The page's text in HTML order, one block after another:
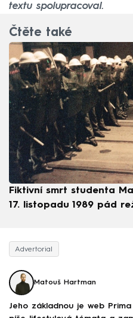
textu spolupracoval.
Čtěte také
Fiktivní smrt studenta
17. listopadu 1989 pád
Advertorial
Matouš Hartman
Jeho základnou je web